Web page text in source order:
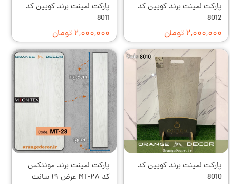
پارکت لمینت برند کویین کد
8012
۲,۰۰۰,۰۰۰ تومان
پارکت لمینت برند کویین کد
8011
۲,۰۰۰,۰۰۰ تومان
پارکت لمینت برند کویین کد
8010
پارکت لمینت برند مونتکس
کد MT-۲۸ عرض ۱۹ سانت